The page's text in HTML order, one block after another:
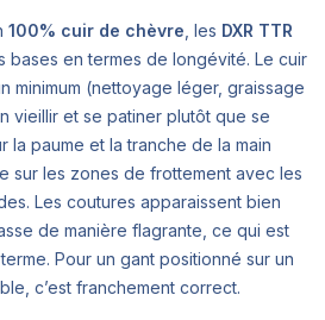
100% cuir de chèvre , les DXR TTR
bases en termes de longévité. Le cuir
minimum (nettoyage léger, graissage
vieillir et se patiner plutôt que se
la paume et la tranche de la main
sur les zones de frottement avec les
Les coutures apparaissent bien
de manière flagrante, ce qui est
Pour un gant positionné sur un
c’est franchement correct.